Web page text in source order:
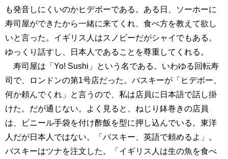
も発音しにくいのかヒデボーである。ある日、ソーホーに
寿司屋ができたから一緒に来てくれ、食べ方を教えて欲し
いと言った。イギリス人はスノビーだがシャイでもある。
ゆっくり話すし、日本人であることを尊重してくれる。
寿司屋は「Yo! Sushi」という名である。いわゆる回転寿
司で、ロンドンの第1号店だった。バスキーが「ヒデボー、
何か頼んでくれ」と言うので、私は店員に日本語で話し掛
けた。だが通じない。よく見ると、ねじり鉢巻きの店員
は、ビニール手袋を付け酢飯を型に押し込んでいる。東洋
人だが日本人ではない。「バスキー、英語で頼めるよ」。
バスキーはツナを注文した。「イギリス人は生の魚を食べ